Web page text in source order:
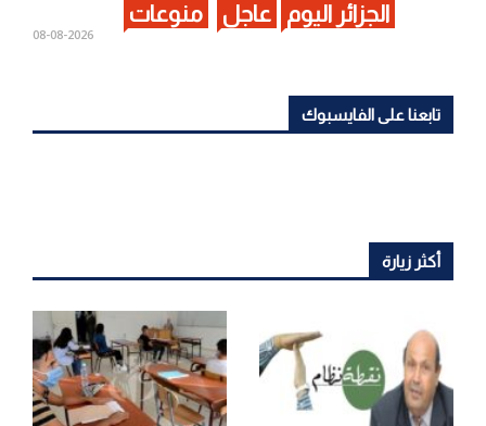
الجزائر اليوم عاجل منوعات
2026-08-08
تابعنا على الفايسبوك
أكثر زيارة